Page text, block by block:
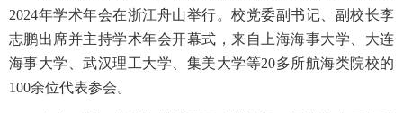
2024年学术年会在浙江舟山举行。校党委副书记、副校长李
志鹏出席并主持学术年会开幕式，来自上海海事大学、大连
海事大学、武汉理工大学、集美大学等20多所航海类院校的
100余位代表参会。